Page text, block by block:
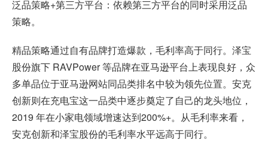
泛品策略+第三方平台：依赖第三方平台的同时采用泛品
策略。
精品策略通过自有品牌打造爆款，毛利率高于同行。泽宝
股份旗下 RAVPower 等品牌在亚马逊平台上表现良好，众
多单品位于亚马逊网站同品类排名中较为领先位置。安克
创新则在充电宝这一品类中逐步奠定了自己的龙头地位，
2019 年在小家电领域增速达到200%+。从毛利率来看，
安克创新和泽宝股份的毛利率水平远高于同行。